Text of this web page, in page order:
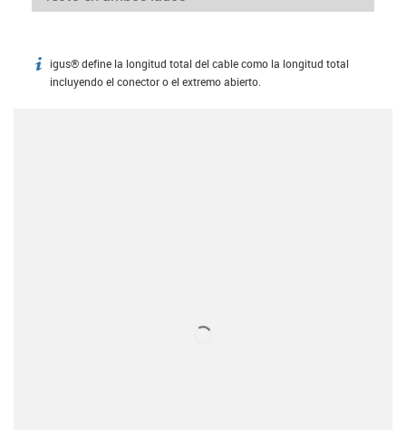
igus-icon-info
igus® define la longitud total del cable como la longitud total
incluyendo el conector o el extremo abierto.